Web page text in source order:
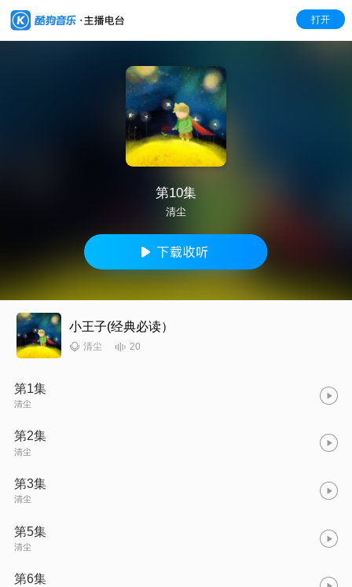
打开
第10集
清尘
小王子(经典必读）
清尘 20
第1集
清尘
第2集
清尘
第3集
清尘
第5集
清尘
第6集